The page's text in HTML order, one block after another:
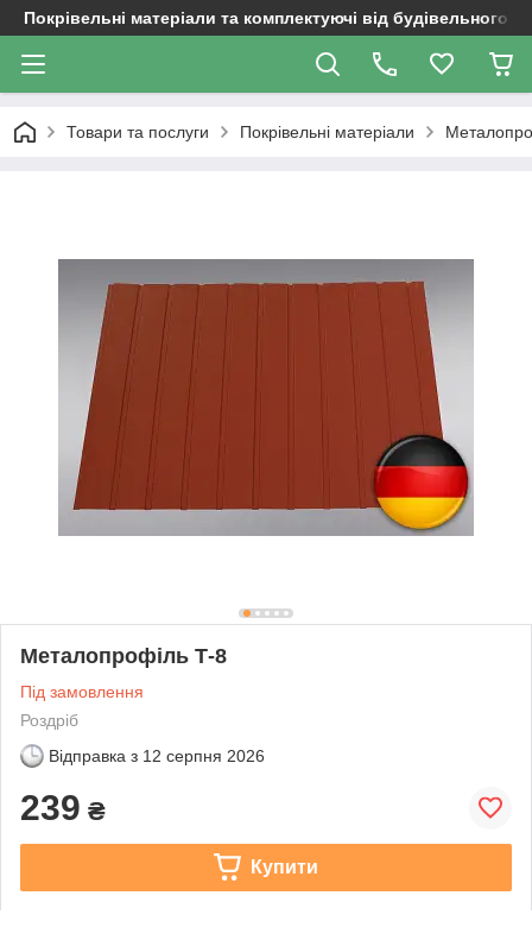
Покрівельні матеріали та комплектуючі від будівельного
Товари та послуги Покрівельні матеріали
Металопрофіль Т-8
Під замовлення
Роздріб
Відправка з 12 серпня 2026
239 ₴
Купити